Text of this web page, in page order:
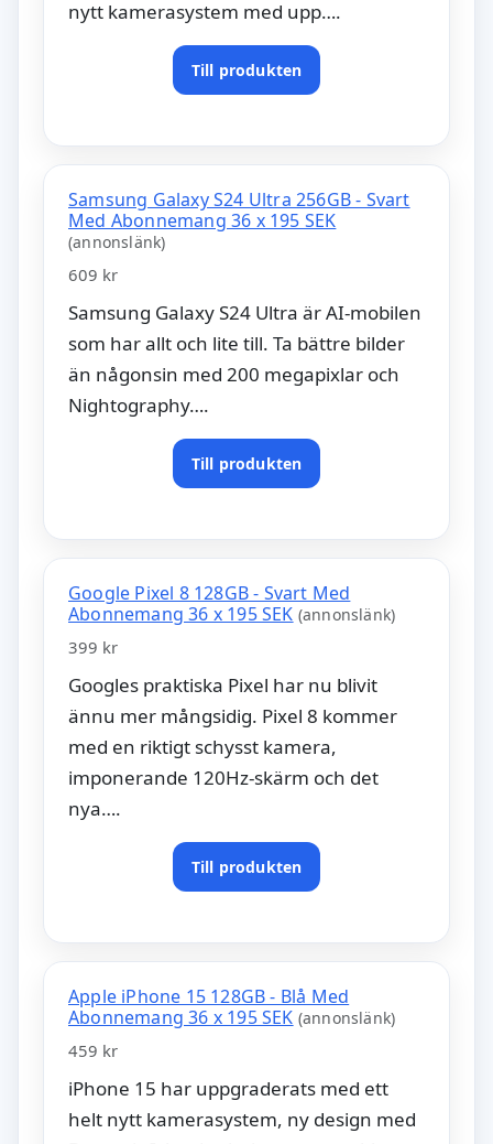
nytt kamerasystem med upp….
Till produkten
Samsung Galaxy S24 Ultra 256GB - Svart
Med Abonnemang 36 x 195 SEK
(annonslänk)
609 kr
Samsung Galaxy S24 Ultra är AI-mobilen
som har allt och lite till. Ta bättre bilder
än någonsin med 200 megapixlar och
Nightography….
Till produkten
Google Pixel 8 128GB - Svart Med
Abonnemang 36 x 195 SEK (annonslänk)
399 kr
Googles praktiska Pixel har nu blivit
ännu mer mångsidig. Pixel 8 kommer
med en riktigt schysst kamera,
imponerande 120Hz-skärm och det
nya….
Till produkten
Apple iPhone 15 128GB - Blå Med
Abonnemang 36 x 195 SEK (annonslänk)
459 kr
iPhone 15 har uppgraderats med ett
helt nytt kamerasystem, ny design med